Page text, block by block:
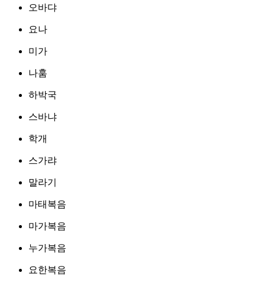
오바댜
요나
미가
나훔
하박국
스바냐
학개
스가랴
말라기
마태복음
마가복음
누가복음
요한복음